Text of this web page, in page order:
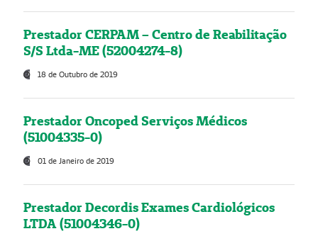
Prestador CERPAM – Centro de Reabilitação
S/S Ltda-ME (52004274-8)
18 de Outubro de 2019
Prestador Oncoped Serviços Médicos
(51004335-0)
01 de Janeiro de 2019
Prestador Decordis Exames Cardiológicos
LTDA (51004346-0)